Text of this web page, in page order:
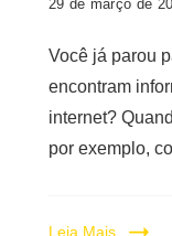
de29 de março de
Você já parou
encontram
internet?
por exemplo,
Leia Mais